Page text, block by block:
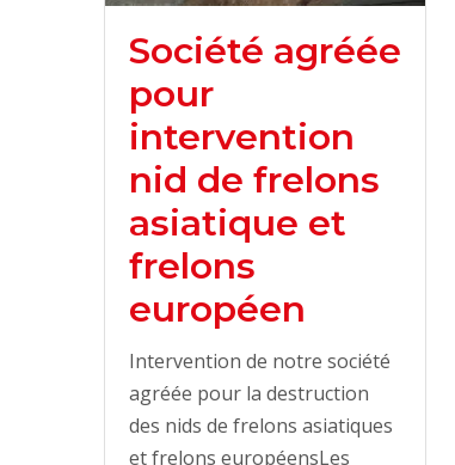
Société agréée
pour
intervention
nid de frelons
asiatique et
frelons
européen
Intervention de notre société
agréée pour la destruction
des nids de frelons asiatiques
et frelons européensLes